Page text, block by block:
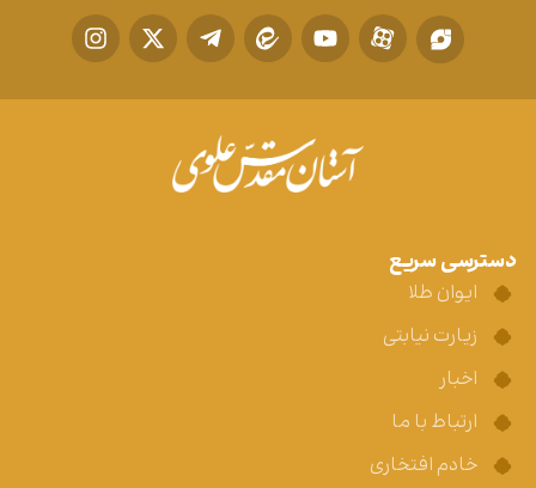
دسترسی سریع
ایوان طلا
زیارت نیابتی
اخبار
ارتباط با ما
خادم افتخاری